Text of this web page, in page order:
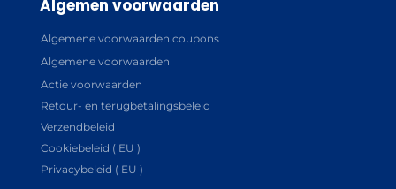
Algemen voorwaarden
Algemene voorwaarden coupons
Algemene voorwaarden
Actie voorwaarden
Retour- en terugbetalingsbeleid
Verzendbeleid
Cookiebeleid ( EU )
Privacybeleid ( EU )